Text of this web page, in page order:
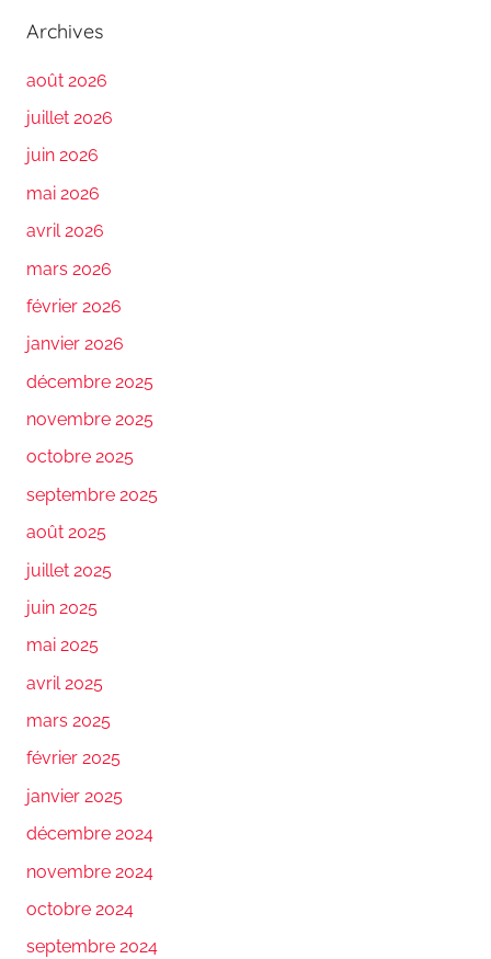
Archives
août 2026
juillet 2026
juin 2026
mai 2026
avril 2026
mars 2026
février 2026
janvier 2026
décembre 2025
novembre 2025
octobre 2025
septembre 2025
août 2025
juillet 2025
juin 2025
mai 2025
avril 2025
mars 2025
février 2025
janvier 2025
décembre 2024
novembre 2024
octobre 2024
septembre 2024